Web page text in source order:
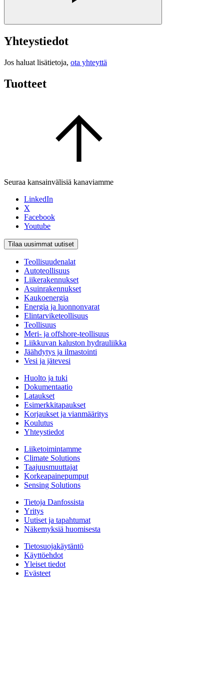
Yhteystiedot
Jos haluat lisätietoja, ota yhteyttä
Tuotteet
Seuraa kansainvälisiä kanaviamme
LinkedIn
X
Facebook
Youtube
Tilaa uusimmat uutiset
Teollisuudenalat
Autoteollisuus
Liikerakennukset
Asuinrakennukset
Kaukoenergia
Energia ja luonnonvarat
Elintarviketeollisuus
Teollisuus
Meri- ja offshore-teollisuus
Liikkuvan kaluston hydrauliikka
Jäähdytys ja ilmastointi
Vesi ja jätevesi
Huolto ja tuki
Dokumentaatio
Lataukset
Esimerkkitapaukset
Korjaukset ja vianmääritys
Koulutus
Yhteystiedot
Liiketoimintamme
Climate Solutions
Taajuusmuuttajat
Korkeapainepumput
Sensing Solutions
Tietoja Danfossista
Yritys
Uutiset ja tapahtumat
Näkemyksiä huomisesta
Tietosuojakäytäntö
Käyttöehdot
Yleiset tiedot
Evästeet